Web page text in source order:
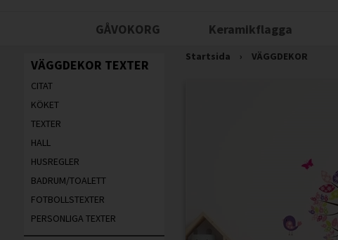
GÅVOKORG Keramikflagga
VÄGGDEKOR TEXTER
CITAT
KÖKET
TEXTER
HALL
HUSREGLER
BADRUM/TOALETT
FOTBOLLSTEXTER
PERSONLIGA TEXTER
Startsida › VÄGGDEKOR